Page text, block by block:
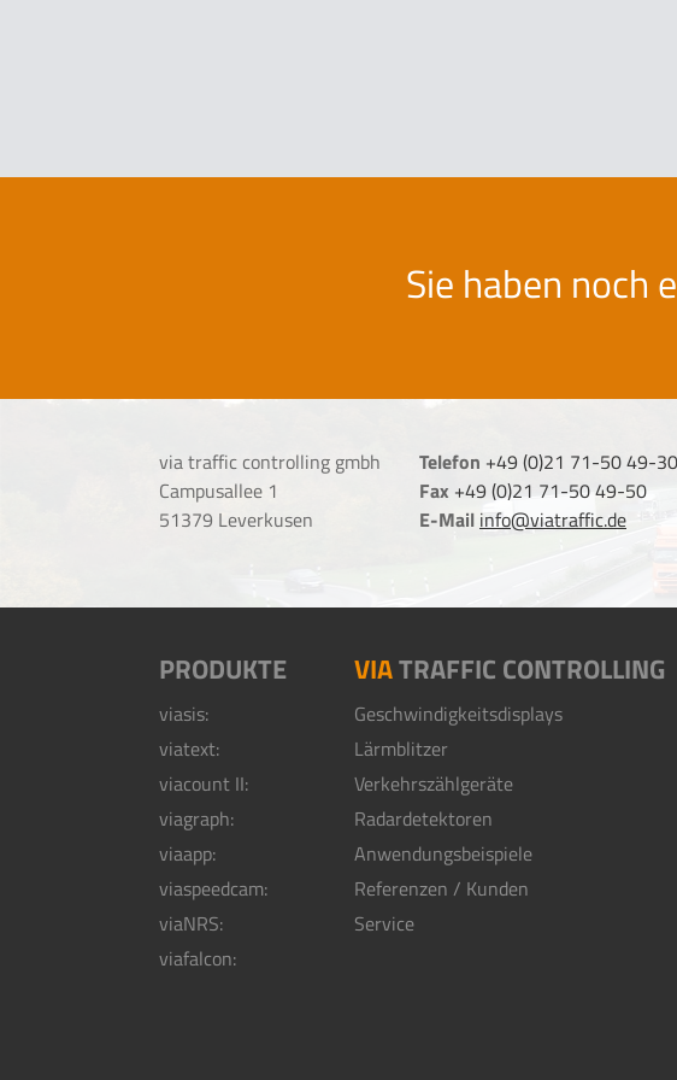
Sie haben noch
via traffic controlling gmbh
Campusallee 1
51379 Leverkusen
Telefon +49 (0)21 71-50 49-30
Fax +49 (0)21 71-50 49-50
E-Mail info@viatraffic.de
PRODUKTE
viasis:
viatext:
viacount II:
viagraph:
viaapp:
viaspeedcam:
viaNRS:
viafalcon:
VIATRAFFIC CONTROLLING
Geschwindigkeitsdisplays
Lärmblitzer
Verkehrszählgeräte
Radardetektoren
Anwendungsbeispiele
Referenzen / Kunden
Service